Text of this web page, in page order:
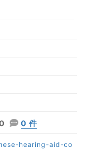
0 件
hearing-aid-co